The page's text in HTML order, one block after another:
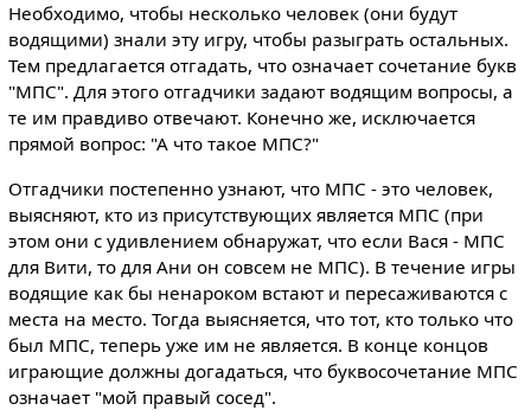
Необходимо, чтобы несколько человек (они будут
водящими) знали эту игру, чтобы разыграть остальных.
Тем предлагается отгадать, что означает сочетание букв
"МПС". Для этого отгадчики задают водящим вопросы, а
те им правдиво отвечают. Конечно же, исключается
прямой вопрос: "А что такое МПС?"
Отгадчики постепенно узнают, что МПС - это человек,
выясняют, кто из присутствующих является МПС (при
этом они с удивлением обнаружат, что если Вася - МПС
для Вити, то для Ани он совсем не МПС). В течение игры
водящие как бы ненароком встают и пересаживаются с
места на место. Тогда выясняется, что тот, кто только что
был МПС, теперь уже им не является. В конце концов
играющие должны догадаться, что буквосочетание МПС
означает "мой правый сосед".